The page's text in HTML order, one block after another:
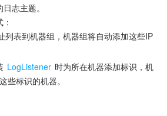
志主题。
列表到机器组，机器组将自动添加这些IP
LogListener 时为所在机器添加标识，机
些标识的机器。